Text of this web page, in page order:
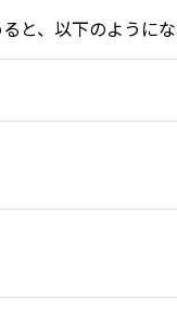
と、以下のように